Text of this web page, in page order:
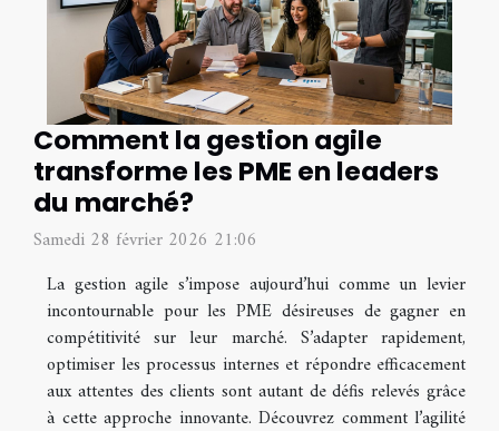
Comment la gestion agile
transforme les PME en leaders
du marché?
Samedi 28 février 2026 21:06
La gestion agile s’impose aujourd’hui comme un levier
incontournable pour les PME désireuses de gagner en
compétitivité sur leur marché. S’adapter rapidement,
optimiser les processus internes et répondre efficacement
aux attentes des clients sont autant de défis relevés grâce
à cette approche innovante. Découvrez comment l’agilité